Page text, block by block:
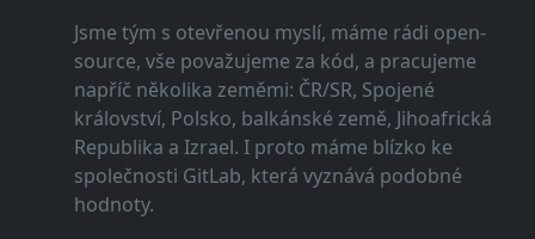
Jsme tým s otevřenou myslí, máme rádi open-
source, vše považujeme za kód, a pracujeme
napříč několika zeměmi: ČR/SR, Spojené
království, Polsko, balkánské země, Jihoafrická
Republika a Izrael. I proto máme blízko ke
společnosti GitLab, která vyznává podobné
hodnoty.